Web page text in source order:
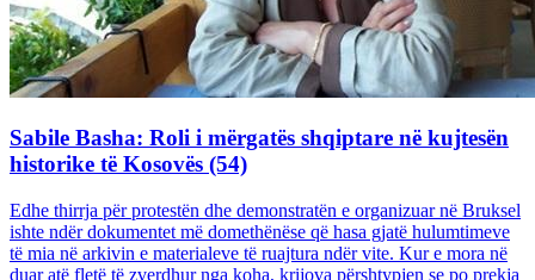
Sabile Basha: Roli i mërgatës shqiptare në kujtesën
historike të Kosovës (54)
Edhe thirrja për protestën dhe demonstratën e organizuar në Bruksel
ishte ndër dokumentet më domethënëse që hasa gjatë hulumtimeve
të mia në arkivin e materialeve të ruajtura ndër vite. Kur e mora në
duar atë fletë të zverdhur nga koha, krijova përshtypjen se po prekja